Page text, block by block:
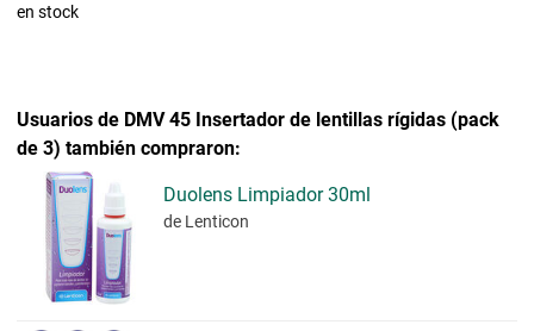
en stock
Usuarios de DMV 45 Insertador de lentillas rígidas (pack
de 3) también compraron:
Duolens Limpiador 30ml
de Lenticon